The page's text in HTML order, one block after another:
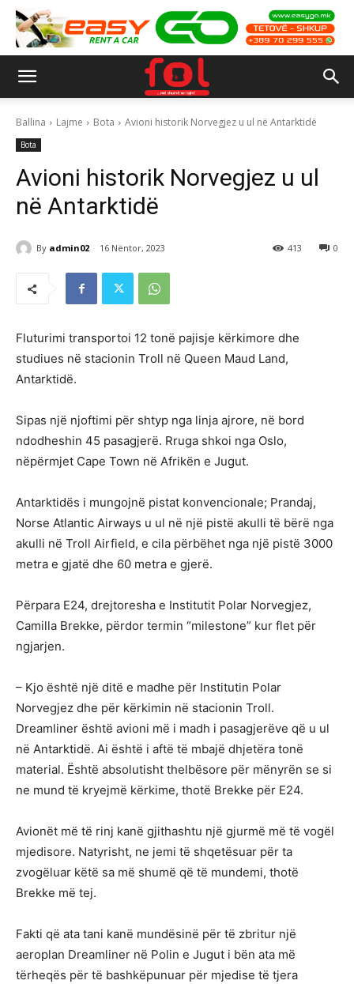
Ballina Lajme Bota Avioni historik Norvegjez u ul në Antarktidë
Bota
Avioni historik Norvegjez u ul
në Antarktidë
By admin02 16 Nëntor, 2023 0
413
Fluturimi transportoi 12 tonë pajisje kërkimore dhe
studiues në stacionin Troll në Queen Maud Land,
Antarktidë.
Sipas një njoftimi për shtyp nga linja ajrore, në bord
ndodheshin 45 pasagjerë. Rruga shkoi nga Oslo,
nëpërmjet Cape Town në Afrikën e Jugut.
Antarktidës i mungojnë pistat konvencionale; Prandaj,
Norse Atlantic Airways u ul në një pistë akulli të bërë nga
akulli në Troll Airfield, e cila përbëhet nga një pistë 3000
metra e gjatë dhe 60 metra e gjerë.
Përpara E24, drejtoresha e Institutit Polar Norvegjez,
Camilla Brekke, përdor termin “milestone” kur flet për
ngjarjen.
– Kjo është një ditë e madhe për Institutin Polar
Norvegjez dhe për kërkimin në stacionin Troll.
Dreamliner është avioni më i madh i pasagjerëve që u ul
në Antarktidë. Ai është i aftë të mbajë dhjetëra tonë
material. Është absolutisht thelbësore për mënyrën se si
ne mund të kryejmë kërkime, thotë Brekke për E24.
Avionët më të rinj kanë gjithashtu një gjurmë më të vogël
mjedisore. Natyrisht, ne jemi të shqetësuar për ta
zvogëluar këtë sa më shumë që të mundemi, thotë
Brekke më tej.
Fakti që ata tani kanë mundësinë për të zbritur një
aeroplan Dreamliner në Polin e Jugut i bën ata më
tërheqës për të bashkëpunuar për mjedise të tjera